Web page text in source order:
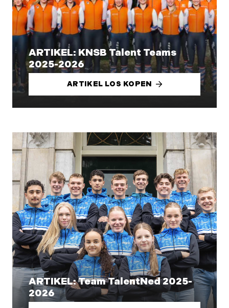
ARTIKEL: KNSB Talent Teams
2025-2026
ARTIKEL LOS KOPEN
ARTIKEL: Team TalentNed 2025-
2026